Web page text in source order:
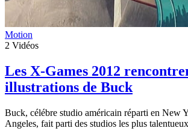
Motion
2 Vidéos
Les X-Games 2012
illustrations de Buck
Buck, célébre studio américain réparti en New
Angeles, fait parti des studios les plus